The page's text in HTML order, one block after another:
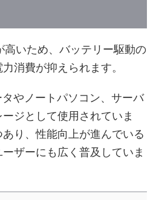
高いため、バッテリー駆動の
消費が抑えられます。
やノートパソコン、サーバ
ジとして使用されていま
り、性能向上が進んでいる
ザーにも広く普及していま